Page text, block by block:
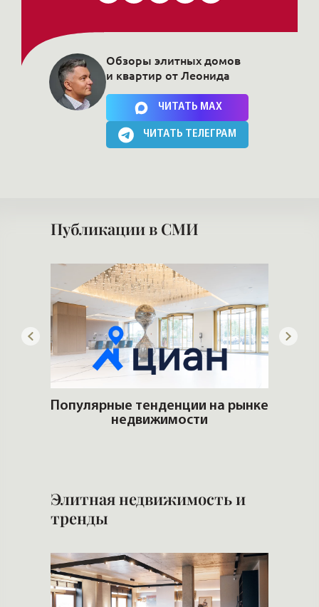
Нажимая на кнопку, Вы соглашаетесь c политикой сайта
Обзоры элитных домов
и квартир от Леонида
ЧИТАТЬ MAX
ЧИТАТЬ ТЕЛЕГРАМ
Публикации в СМИ
Популярные тенденции на рынке
недвижимости
Элитная недвижимость и
тренды